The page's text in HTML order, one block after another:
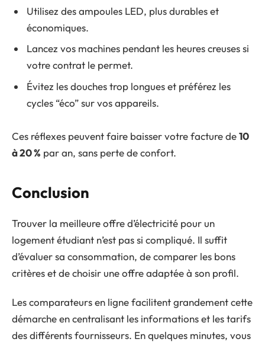
Utilisez des ampoules LED, plus durables et
économiques.
Lancez vos machines pendant les heures creuses si
votre contrat le permet.
Évitez les douches trop longues et préférez les
cycles “éco” sur vos appareils.
Ces réflexes peuvent faire baisser votre facture de10
à 20 % par an, sans perte de confort.
Conclusion
Trouver la meilleure offre d’électricité pour un
logement étudiant n’est pas si compliqué. Il suffit
d’évaluer sa consommation, de comparer les bons
critères et de choisir une offre adaptée à son profil.
Les comparateurs en ligne facilitent grandement cette
démarche en centralisant les informations et les tarifs
des différents fournisseurs. En quelques minutes, vous